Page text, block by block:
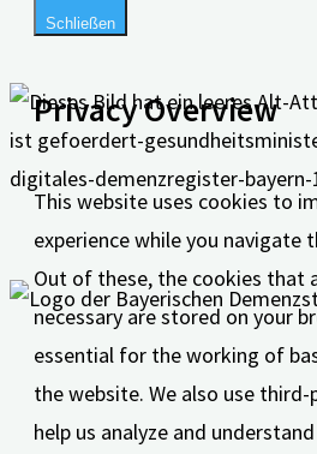
Schließen
Privacy Overview
This website uses cookies to
experience while you navigate
Out of these, the cookies that
necessary are stored on your
essential for the working of
the website. We also use
help us analyze and